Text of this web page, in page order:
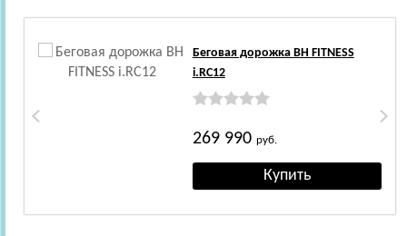
Беговая дорожка BH FITNESS
i.RC12
269 990 руб.